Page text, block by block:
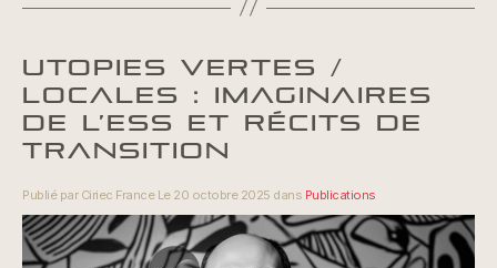
UTOPIES VERTES /
LOCALES : IMAGINAIRES
DE L’ESS ET RÉCITS DE
TRANSITION
Publié par Ciriec France Le 20 octobre 2025 dans Publications